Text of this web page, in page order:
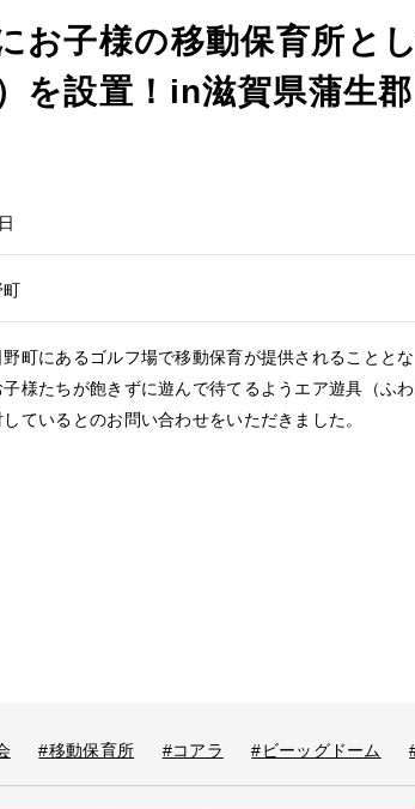
お子様の移動保育所と
を設置！in滋賀県蒲生郡
町
町にあるゴルフ場で移動保育が提供されることとな
子様たちが飽きずに遊んで待てるようエア遊具（ふ
ているとのお問い合わせをいただきました。
#移動保育所 #コアラ #ビーッグドーム